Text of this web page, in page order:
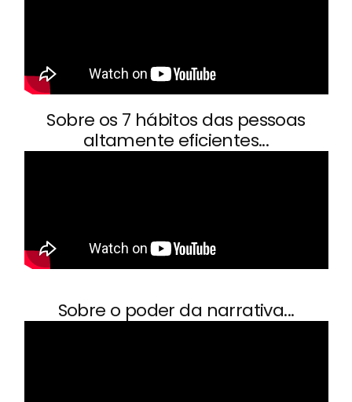
Sobre os 7 hábitos das pessoas
altamente eficientes...
Sobre o poder da narrativa...